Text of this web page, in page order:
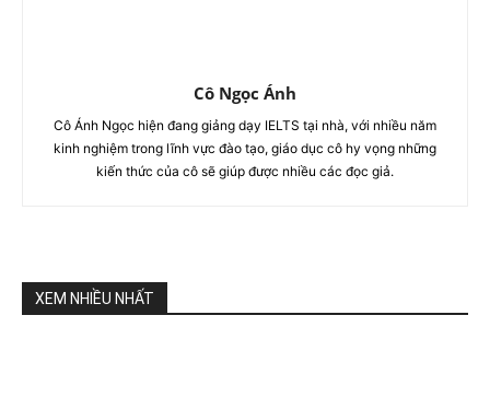
Cô Ngọc Ánh
Cô Ánh Ngọc hiện đang giảng dạy IELTS tại nhà, với nhiều năm
kinh nghiệm trong lĩnh vực đào tạo, giáo dục cô hy vọng những
kiến thức của cô sẽ giúp được nhiều các đọc giả.
XEM NHIỀU NHẤT